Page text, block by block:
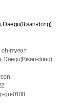
Daegu(Bisan-dong)
oh-myeon
Daegu(Bisan-dong)
gu-0100